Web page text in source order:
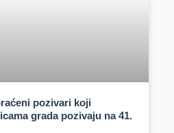
pozivari koji
grada pozivaju na 41.